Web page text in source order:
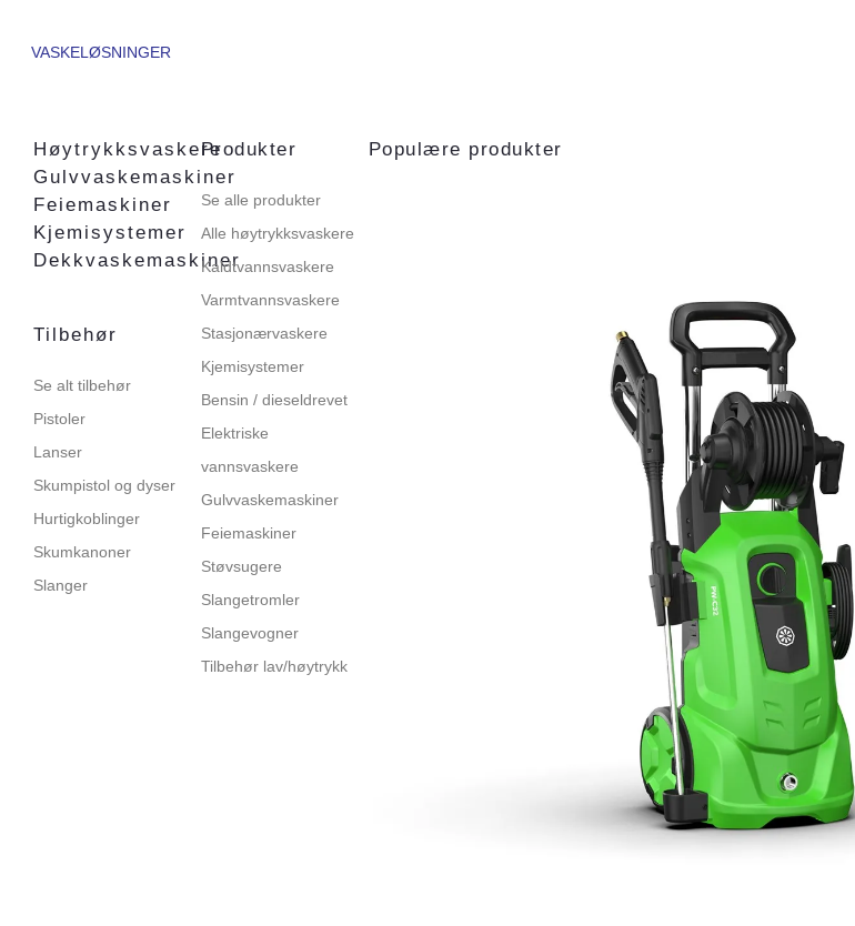
VASKELØSNINGER
Høytrykksvaskere
Gulvvaskemaskiner
Feiemaskiner
Kjemisystemer
Dekkvaskemaskiner
Tilbehør
Se alt tilbehør
Pistoler
Lanser
Skumpistol og dyser
Hurtigkoblinger
Skumkanoner
Slanger
Produkter
Se alle produkter
Alle høytrykksvaskere
Kaldtvannsvaskere
Varmtvannsvaskere
Stasjonærvaskere
Kjemisystemer
Bensin / dieseldrevet
Elektriske
vannsvaskere
Gulvvaskemaskiner
Feiemaskiner
Støvsugere
Slangetromler
Slangevogner
Tilbehør lav/høytrykk
Populære produkter